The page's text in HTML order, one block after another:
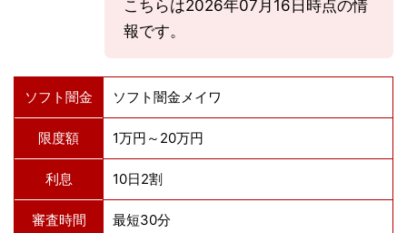
こちらは2026年07月16日時点の情
報です。
ソフト闇金 ソフト闇金メイワ
限度額 1万円～20万円
利息 10日2割
審査時間 最短30分